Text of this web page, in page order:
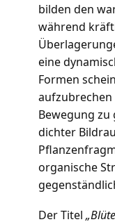
bilden den
während
eine
Formen
Bewegung
dichter
organische
Der Titel